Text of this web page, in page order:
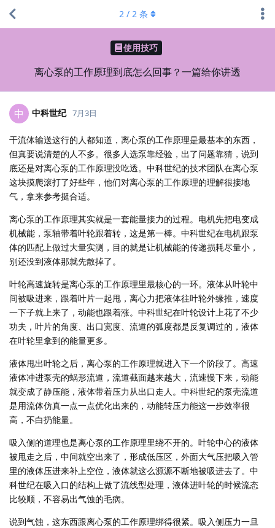
使用技巧
离心泵的工作原理到底怎么回事？一篇给你讲透
2 / 2 条
中 中科世纪 7月3日
干流体输送这行的人都知道，离心泵的工作原理是最基本的东西，
但真要说清楚的人不多。很多人选泵靠经验，出了问题靠猜，说到
底还是对离心泵的工作原理没吃透。中科世纪的技术团队在离心泵
这块摸爬滚打了好些年，他们对离心泵的工作原理的理解很接地
气，拿来参考挺合适。
离心泵的工作原理其实就是一套能量接力的过程。电机先把电变成
机械能，泵轴带着叶轮跟着转，这是第一棒。中科世纪在电机跟泵
体的匹配上做过大量实测，目的就是让机械能的传递损耗尽量小，
别还没到液体那就先散掉了。
叶轮高速旋转是离心泵的工作原理里最核心的一环。液体从叶轮中
间被吸进来，跟着叶片一起甩，离心力把液体往叶轮外缘推，速度
一下子就上来了，动能也跟着涨。中科世纪在叶轮设计上花了不少
功夫，叶片的角度、出口宽度、流道的弧度都是反复调过的，液体
在叶轮里拿到的能量更多。
液体甩出叶轮之后，离心泵的工作原理就进入下一个阶段了。高速
液体冲进泵壳的蜗形流道，流道截面越来越大，流速慢下来，动能
就变成了静压能，液体带着压力从出口走人。中科世纪的泵壳流道
是用流体仿真一点一点优化出来的，动能转压力能这一步效率很
高，不白扔能量。
吸入侧的道理也是离心泵的工作原理里绕不开的。叶轮中心的液体
被甩走之后，中间就空出来了，形成低压区，外面大气压把吸入管
里的液体压进来补上空位，液体就这么源源不断地被吸进去了。中
科世纪在吸入口的结构上做了流线型处理，液体进叶轮的时候流态
比较顺，不容易出气蚀的毛病。
说到气蚀，这东西跟离心泵的工作原理绑得很紧。吸入侧压力一旦